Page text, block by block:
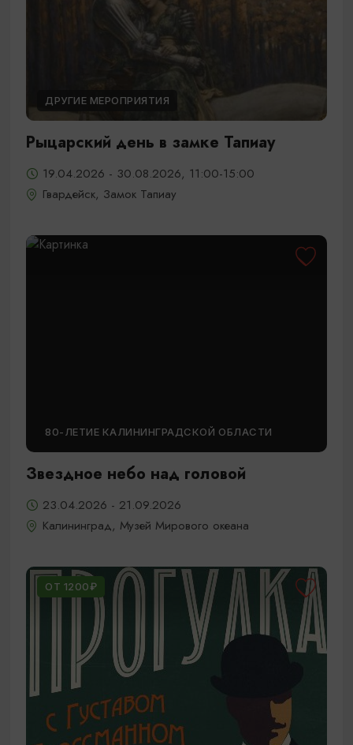
ДРУГИЕ МЕРОПРИЯТИЯ
Рыцарский день в замке Тапиау
19.04.2026 - 30.08.2026, 11:00-15:00
Гвардейск, Замок Тапиау
80-ЛЕТИЕ КАЛИНИНГРАДСКОЙ ОБЛАСТИ
Звездное небо над головой
23.04.2026 - 21.09.2026
Калининград, Музей Мирового океана
ОТ 1200₽